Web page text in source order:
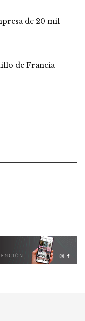
de 20 mil
de Francia